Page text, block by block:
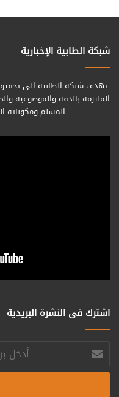
شبكة الطابية الإخبارية
تهدف شبكة الطابية الى تحقيق
الملتزمة بالدقة والموضوعية
المسلم ومكوناته
اشترك فى النشرة البريدية
أدخل
بريدك
الإلكتروني